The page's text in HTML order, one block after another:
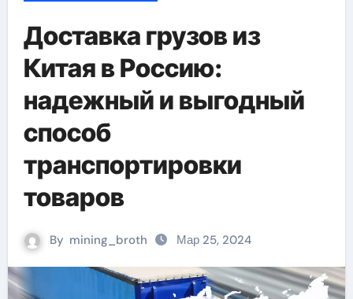
Доставка грузов из
Китая в Россию:
надежный и выгодный
способ
транспортировки
товаров
By mining_broth Мар 25, 2024